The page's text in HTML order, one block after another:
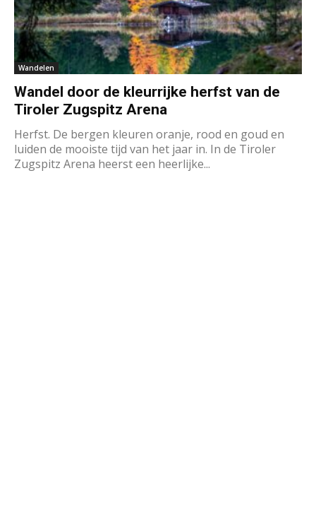
Wandelen
Wandel door de kleurrijke herfst van de
Tiroler Zugspitz Arena
Herfst. De bergen kleuren oranje, rood en goud en
luiden de mooiste tijd van het jaar in. In de Tiroler
Zugspitz Arena heerst een heerlijke...